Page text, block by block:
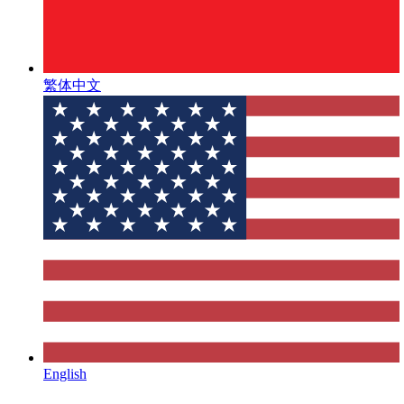
繁体中文
English